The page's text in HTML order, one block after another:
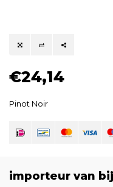
€24,14
Pinot Noir
importeur van